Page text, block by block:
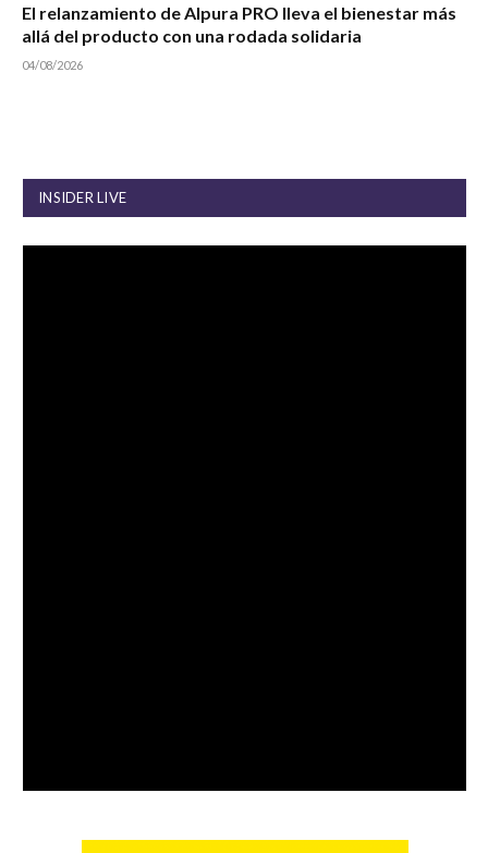
El relanzamiento de Alpura PRO lleva el bienestar más
allá del producto con una rodada solidaria
04/08/2026
INSIDER LIVE